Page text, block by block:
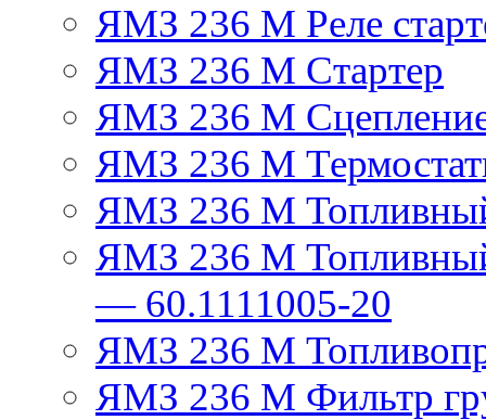
ЯМЗ 236 М Реле
ЯМЗ 236 М Стартер
ЯМЗ 236 М
ЯМЗ 236 М
ЯМЗ 236 М
ЯМЗ 236 М
— 60.1111005-20
ЯМЗ 236 М
ЯМЗ 236 М Фильтр